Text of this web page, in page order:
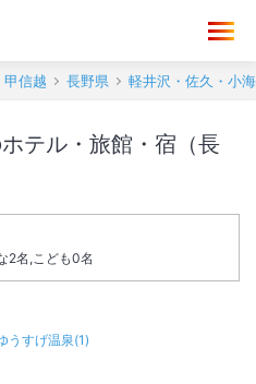
甲信越 長野県 軽井沢・佐久・小
テル・旅館・宿（長
2名,こども0名
うすげ温泉(1)